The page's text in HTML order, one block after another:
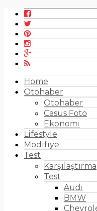
Home
Otohaber
Otohaber
Casus Foto
Ekonomi
Lifestyle
Modifiye
Test
Karşılaştırma
Test
Audi
BMW